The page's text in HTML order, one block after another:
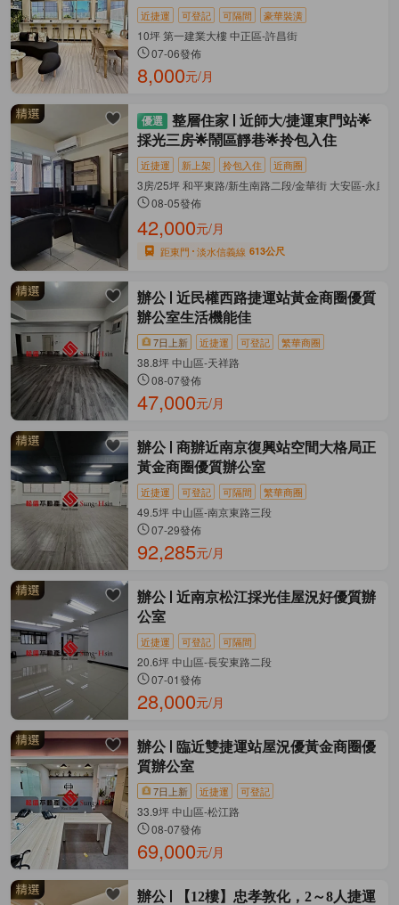
近捷運 可登記 可隔間 豪華裝潢
10坪 第一建業大樓 中正區-許昌街
07-06發佈
8,000元/月
整層住家
近師大/捷運東門站🌟
採光三房🌟鬧區靜巷🌟拎包入住
近捷運 新上架 拎包入住 近商圈
3房/25坪 和平東路/新生南路二段/金華街 大安區-永康街
08-05發佈
42,000元/月
距東門 淡水信義線 613公尺
辦公
近民權西路捷運站黃金商圈優質
辦公室生活機能佳
7日上新 近捷運 可登記 繁華商圈
38.8坪 中山區-天祥路
08-07發佈
47,000元/月
辦公
商辦近南京復興站空間大格局正
黃金商圈優質辦公室
近捷運 可登記 可隔間 繁華商圈
49.5坪 中山區-南京東路三段
07-29發佈
92,285元/月
辦公
近南京松江採光佳屋況好優質辦
公室
近捷運 可登記 可隔間
20.6坪 中山區-長安東路二段
07-01發佈
28,000元/月
辦公
臨近雙捷運站屋況優黃金商圈優
質辦公室
7日上新 近捷運 可登記
33.9坪 中山區-松江路
08-07發佈
69,000元/月
辦公
【12樓】忠孝敦化，2～8人捷運